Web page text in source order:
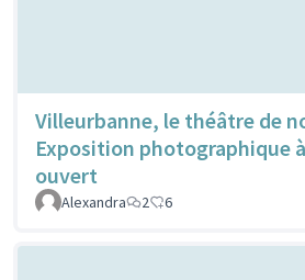
Villeurbanne, le théâtre de
Exposition photographique
ouvert
Alexandra 2 6